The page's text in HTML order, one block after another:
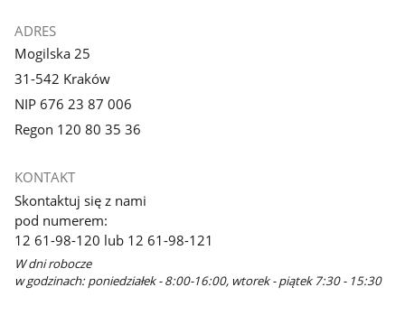
ADRES
Mogilska 25
31-542 Kraków
NIP 676 23 87 006
Regon 120 80 35 36
KONTAKT
Skontaktuj się z nami
pod numerem:
12 61-98-120 lub 12 61-98-121
W dni robocze
w godzinach: poniedziałek - 8:00-16:00, wtorek - piątek 7:30 - 15:30